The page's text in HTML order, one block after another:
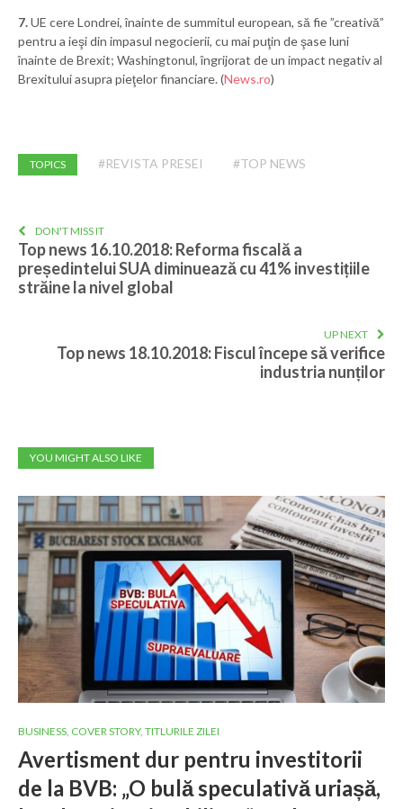
7.UE cere Londrei, înainte de summitul european, să fie ”creativă”
pentru a ieşi din impasul negocierii, cu mai puţin de şase luni
înainte de Brexit; Washingtonul, îngrijorat de un impact negativ al
Brexitului asupra pieţelor financiare. (News.ro)
TOPICS #REVISTA PRESEI #TOP NEWS
DON'T MISS IT
Top news 16.10.2018: Reforma fiscală a
președintelui SUA diminuează cu 41% investițiile
străine la nivel global
UP NEXT
Top news 18.10.2018: Fiscul începe să verifice
industria nunților
YOU MIGHT ALSO LIKE
BUSINESS, COVER STORY, TITLURILE ZILEI
Avertisment dur pentru investitorii
de la BVB: „O bulă speculativă uriașă,